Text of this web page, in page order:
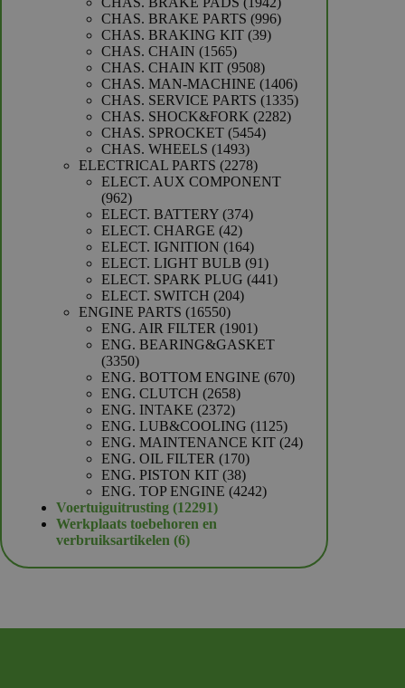
producten
CHAS. BRAKE PARTS 996996
CHAS. BRAKING KIT 3939
CHAS. CHAIN 15651565
producten
CHAS. CHAIN KIT 95089508
producten
CHAS. MAN-MACHINE 14061406
producten
CHAS. SERVICE PARTS 13351335
CHAS. SHOCK&FORK 22822282
CHAS. SPROCKET 54545454
CHAS. WHEELS 14931493
producten
ELECTRICAL PARTS 22782278
producten
ELECT. AUX COMPONENT
962962
producten
ELECT. BATTERY 374374
ELECT. CHARGE 4242
producten
ELECT. IGNITION 164164
producten
ELECT. LIGHT BULB 9191
producten
ELECT. SPARK PLUG 441441
ELECT. SWITCH 204204
ENGINE PARTS 1655016550
producten
ENG. AIR FILTER 19011901
producten
ENG. BEARING&GASKET
33503350
producten
ENG. BOTTOM ENGINE 670670
ENG. CLUTCH 26582658
ENG. INTAKE 23722372
producten
ENG. LUB&COOLING 11251125
producten
ENG. MAINTENANCE KIT 2424
ENG. OIL FILTER 170170
producten
ENG. PISTON KIT 3838
producten
ENG. TOP ENGINE 42424242
Voertuiguitrusting 1229112291
producten
Werkplaats toebehoren en
verbruiksartikelen 66